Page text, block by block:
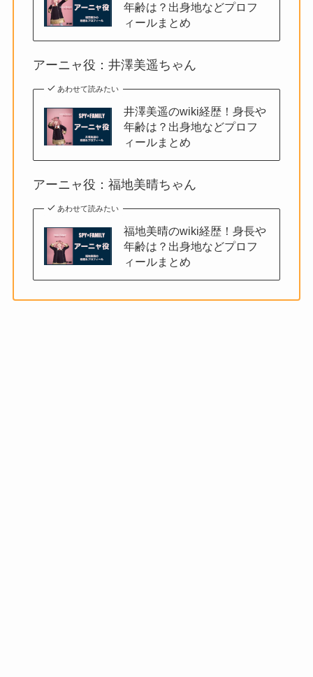
年齢は？出身地などプロフ
ィールまとめ
アーニャ役：井澤美遥ちゃん
あわせて読みたい
井澤美遥のwiki経歴！身長や
年齢は？出身地などプロフ
ィールまとめ
アーニャ役：福地美晴ちゃん
あわせて読みたい
福地美晴のwiki経歴！身長や
年齢は？出身地などプロフ
ィールまとめ